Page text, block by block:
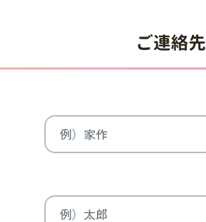
ご連絡先